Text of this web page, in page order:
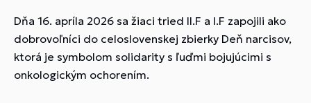
Dňa 16. apríla 2026 sa žiaci tried II.F a I.F zapojili ako
dobrovoľníci do celoslovenskej zbierky Deň narcisov,
ktorá je symbolom solidarity s ľuďmi bojujúcimi s
onkologickým ochorením.